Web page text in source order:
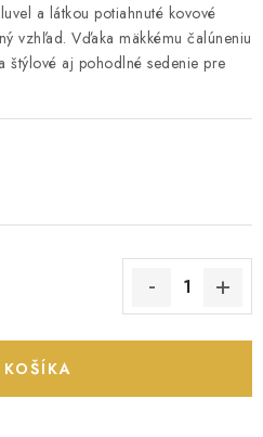
Reklamácia vrátenie tovaru
a látkou potiahnuté kovové
vzhľad. Vďaka mäkkému čalúneniu
štýlové aj pohodlné sedenie pre